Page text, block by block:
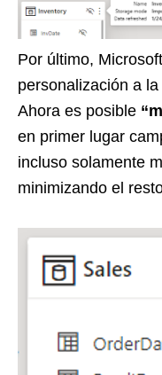
Por último,
personalización a
Ahora es posible
en primer lugar
incluso solamente
minimizando el